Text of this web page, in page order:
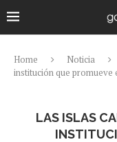
Home Noticia
institución que
LAS ISLAS